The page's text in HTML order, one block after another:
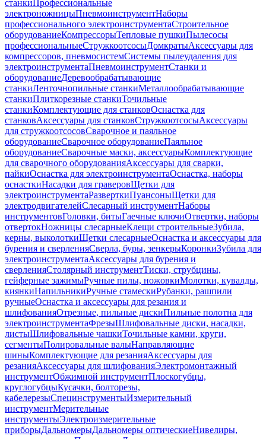
станкиПрофессиональные
электроножницыПневмоинструментНаборы
профессионального электроинструментаСтроительное
оборудованиеКомпрессорыТепловые пушкиПылесосы
профессиональныеСтружкоотсосыДомкратыАксессуары для
компрессоров, пневмосистемСистемы пылеудаления для
электроинструментаПневмоинструментСтанки и
оборудованиеДеревообрабатывающие
станкиЛенточнопильные станкиМеталлообрабатывающие
станкиПлиткорезные станкиТочильные
станкиКомплектующие для станковОснастка для
станковАксессуары для станковСтружкоотсосыАксессуары
для стружкоотсосовСварочное и паяльное
оборудованиеСварочное оборудованиеПаяльное
оборудованиеСварочные маски, аксессуарыКомплектующие
для сварочного оборудованияАксессуары для сварки,
пайкиОснастка для электроинструментаОснастка, наборы
оснасткиНасадки для граверовЩетки для
электроинструментаРазверткиПуансоныЩетки для
электродвигателейСлесарный инструментНаборы
инструментовГоловки, битыГаечные ключиОтвертки, наборы
отвертокНожницы слесарныеКлещи строительныеЗубила,
керны, выколоткиЩетки слесарныеОснастка и аксессуары для
бурения и сверленияСверла, буры, зенкерыКоронкиЗубила для
электроинструментаАксессуары для бурения и
сверленияСтолярный инструментТиски, струбцины,
гейферные зажимыРучные пилы, ножовкиМолотки, кувалды,
киянкиНапильникиРучные стамескиРубанки, рашпили
ручныеОснастка и аксессуары для резания и
шлифованияОтрезные, пильные дискиПильные полотна для
электроинструментаФрезыШлифовальные диски, насадки,
листыШлифовальные чашкиТочильные камни, круги,
сегментыПолировальные валыНаправляющие
шиныКомплектующие для резанияАксессуары для
резанияАксессуары для шлифованияЭлектромонтажный
инструментОбжимной инструментПлоскогубцы,
круглогубцыКусачки, болторезы,
кабелерезыСпецинструментыИзмерительный
инструментМерительные
инструментыЭлектроизмерительные
приборыДальномерыДальномеры оптическиеНивелиры,